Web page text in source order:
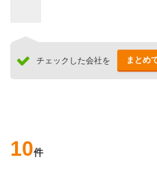
チェックした会社を まとめ
10件